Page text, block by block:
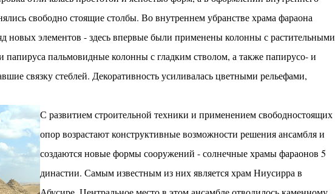
свободно стоящие столбы. Во внутреннем убранстве храма фараона
новых элементов - здесь впервые были применены колонны с растительными
папируса пальмовидные колонны с гладким стволом, а также папирусо- и
связку стеблей. Декоративность усиливалась цветными рельефами,
С развитием строительной техники и применением свободностоящих
опор возрастают конструктивные возможности решения ансамбля и
создаются новые формы сооружений - солнечные храмы фараонов 5
династии. Самым известным из них является храм Ниусирра в